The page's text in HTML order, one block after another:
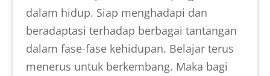
dalam hidup. Siap menghadapi dan
beradaptasi terhadap berbagai tantangan
dalam fase-fase kehidupan. Belajar terus
menerus untuk berkembang. Maka bagi